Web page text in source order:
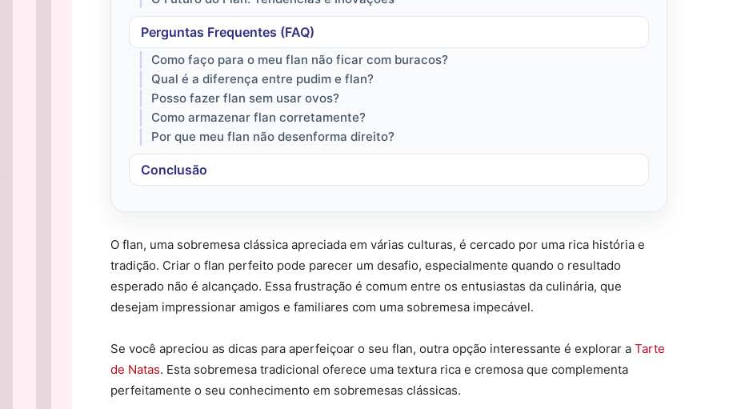
Perguntas Frequentes (FAQ)
Como faço para o meu flan não ficar com buracos?
Qual é a diferença entre pudim e flan?
Posso fazer flan sem usar ovos?
Como armazenar flan corretamente?
Por que meu flan não desenforma direito?
Conclusão
O flan, uma sobremesa clássica apreciada em várias culturas, é cercado por uma rica história e
tradição. Criar o flan perfeito pode parecer um desafio, especialmente quando o resultado
esperado não é alcançado. Essa frustração é comum entre os entusiastas da culinária, que
desejam impressionar amigos e familiares com uma sobremesa impecável.
Se você apreciou as dicas para aperfeiçoar o seu flan, outra opção interessante é explorar a Tarte
de Natas. Esta sobremesa tradicional oferece uma textura rica e cremosa que complementa
perfeitamente o seu conhecimento em sobremesas clássicas.